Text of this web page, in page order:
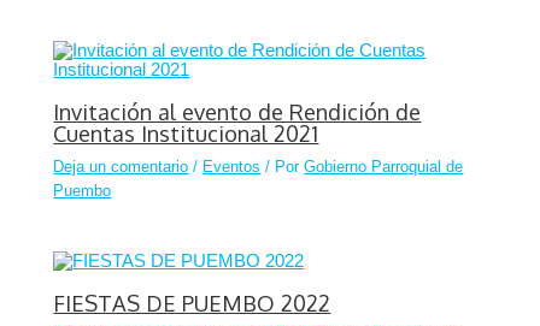
Invitación al evento de Rendición de
Cuentas Institucional 2021
Deja un comentario / Eventos / PorGobierno Parroquial de
Puembo
FIESTAS DE PUEMBO 2022